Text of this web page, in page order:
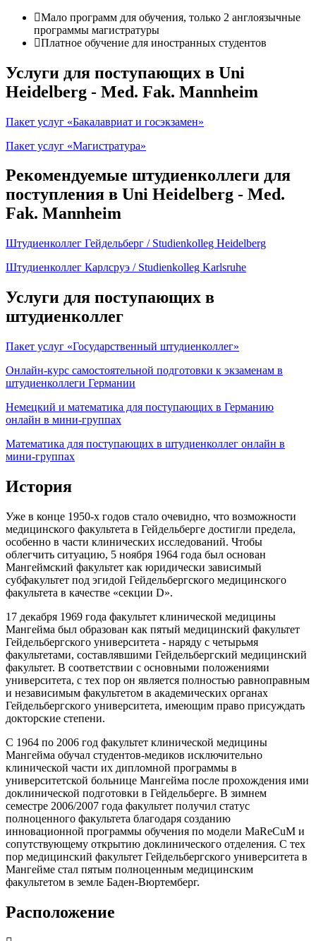
Мало программ для обучения, только 2 англоязычные
программы магистратуры
Платное обучение для иностранных студентов
Услуги для поступающих в Uni
Heidelberg - Med. Fak. Mannheim
Пакет услуг «Бакалавриат и госэкзамен»
Пакет услуг «Магистратура»
Рекомендуемые штудиенколлеги для
поступления в Uni Heidelberg - Med.
Fak. Mannheim
Штудиенколлег Гейдельберг / Studienkolleg Heidelberg
Штудиенколлег Карлсруэ / Studienkolleg Karlsruhe
Услуги для поступающих в
штудиенколлег
Пакет услуг «Государственный штудиенколлег»
Онлайн-курс самостоятельной подготовки к экзаменам в
штудиенколлеги Германии
Немецкий и математика для поступающих в Германию
онлайн в мини-группах
Математика для поступающих в штудиенколлег онлайн в
мини-группах
История
Уже в конце 1950-х годов стало очевидно, что возможности
медицинского факультета в Гейдельберге достигли предела,
особенно в части клинических исследований. Чтобы
облегчить ситуацию, 5 ноября 1964 года был основан
Мангеймский факультет как юридически зависимый
субфакультет под эгидой Гейдельбергского медицинского
факультета в качестве «секции D».
17 декабря 1969 года факультет клинической медицины
Мангейма был образован как пятый медицинский факультет
Гейдельбергского университета - наряду с четырьмя
факультетами, составлявшими Гейдельбергский медицинский
факультет. В соответствии с основными положениями
университета, с тех пор он является полностью равноправным
и независимым факультетом в академических органах
Гейдельбергского университета, имеющим право присуждать
докторские степени.
С 1964 по 2006 год факультет клинической медицины
Мангейма обучал студентов-медиков исключительно
клинической части их дипломной программы в
университетской больнице Мангейма после прохождения ими
доклинической подготовки в Гейдельберге. В зимнем
семестре 2006/2007 года факультет получил статус
полноценного факультета благодаря созданию
инновационной программы обучения по модели MaReCuM и
сопутствующему открытию доклинического отделения. С тех
пор медицинский факультет Гейдельбергского университета в
Мангейме стал пятым полноценным медицинским
факультетом в земле Баден-Вюртемберг.
Расположение